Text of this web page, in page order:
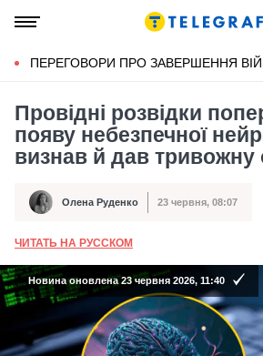
ПЕРЕГОВОРИ ПРО ЗАВЕРШЕННЯ
Провідні розвідки
появу небезпечної
визнав й дав тривожну
Автор Олена Руденко
Дата публікації 23 червня, 08:07
ЧИТАТЬ НА РУССКОМ
Новина оновлена 23 червня 2026, 11:40